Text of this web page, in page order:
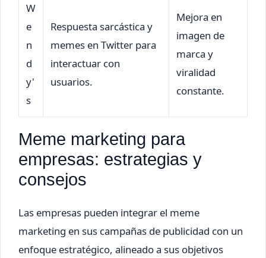
W
e
n
d
y'
s
Respuesta sarcástica y
memes en Twitter para
interactuar con
usuarios.
Mejora en
imagen de
marca y
viralidad
constante.
Meme marketing para
empresas: estrategias y
consejos
Las empresas pueden integrar el meme
marketing en sus campañas de publicidad con un
enfoque estratégico, alineado a sus objetivos